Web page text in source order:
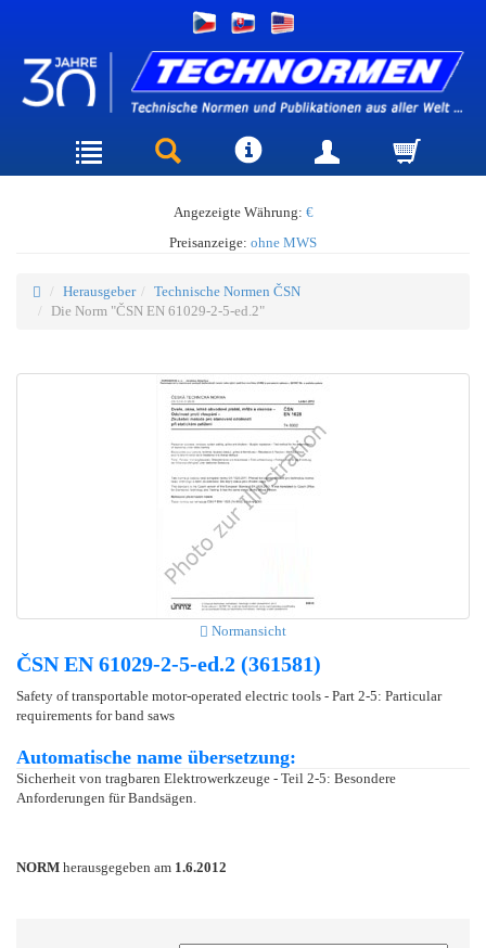
Angezeigte Währung: €
Preisanzeige: ohne MWS
Herausgeber
Technische Normen ČSN
Die Norm "ČSN EN 61029-2-5-ed.2"
Normansicht
ČSN EN 61029-2-5-ed.2 (361581)
Safety of transportable motor-operated electric tools - Part 2-5: Particular
requirements for band saws
Automatische name übersetzung:
Sicherheit von tragbaren Elektrowerkzeuge - Teil 2-5: Besondere
Anforderungen für Bandsägen.
NORM herausgegeben am 1.6.2012